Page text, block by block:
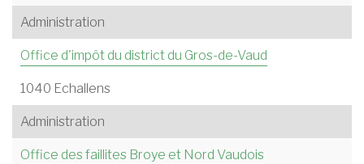
Administration
Office d'impôt du district du Gros-de-Vaud
1040 Echallens
Administration
Office des faillites Broye et Nord Vaudois